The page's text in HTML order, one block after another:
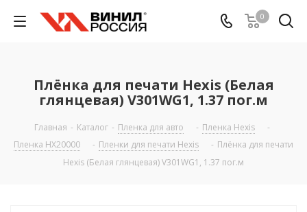
0
Плёнка для печати Hexis (Белая
глянцевая) V301WG1, 1.37 пог.м
Главная - Каталог - Пленка для авто - Пленка Hexis
-
Пленка HX20000
- Пленки для печати Hexis - Плёнка для печати
Hexis (Белая глянцевая) V301WG1, 1.37 пог.м